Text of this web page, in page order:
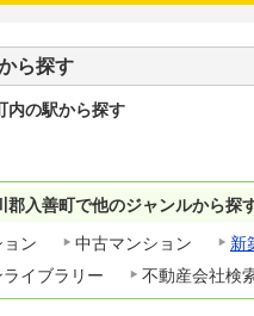
ら探す
内の駅から探す
郡入善町で他のジャンルから探
ン
中古マンション 新
イブラリー
不動産会社検